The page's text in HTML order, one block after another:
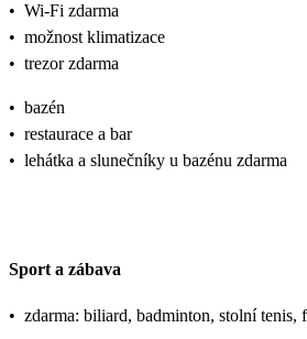
• Wi-Fi zdarma
• možnost klimatizace
• trezor zdarma
• bazén
• restaurace a bar
• lehátka a slunečníky u bazénu zdarma
Sport a zábava
• zdarma: biliard, badminton, stolní tenis,